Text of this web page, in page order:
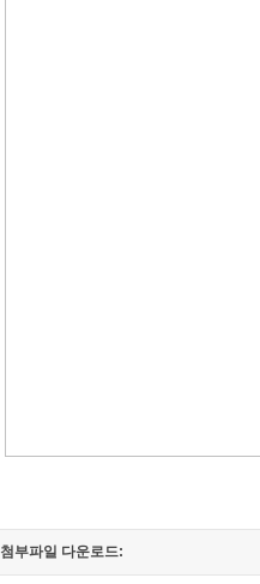
첨부파일 다운로드: